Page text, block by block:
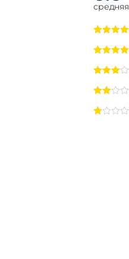
средняя